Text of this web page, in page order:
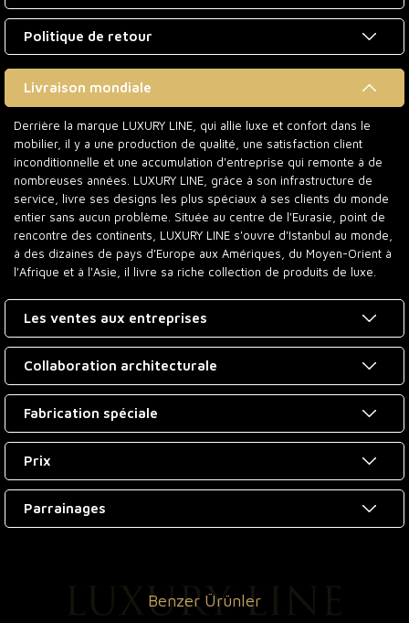
Politique de retour
Livraison mondiale
Derrière la marque LUXURY LINE, qui allie luxe et confort dans le
mobilier, il y a une production de qualité, une satisfaction client
inconditionnelle et une accumulation d'entreprise qui remonte à de
nombreuses années. LUXURY LINE, grâce à son infrastructure de
service, livre ses designs les plus spéciaux à ses clients du monde
entier sans aucun problème. Située au centre de l'Eurasie, point de
rencontre des continents, LUXURY LINE s'ouvre d'Istanbul au monde,
à des dizaines de pays d'Europe aux Amériques, du Moyen-Orient à
l'Afrique et à l'Asie, il livre sa riche collection de produits de luxe.
Les ventes aux entreprises
Collaboration architecturale
Fabrication spéciale
Prix
Parrainages
Benzer Ürünler